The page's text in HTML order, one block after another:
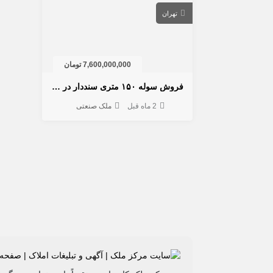
تهران
7,600,000,000 تومان
فروش سوله ۱۵۰ متری سنددار در چهاردانگه | داخل مجتمع صنعتی
2 ماه قبل ملک صنعتی